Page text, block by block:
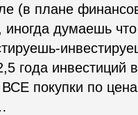
(в плане
иногда думаешь
года
покупки по